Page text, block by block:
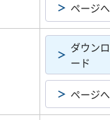
ページへ
ダウンロ
ード
ページへ